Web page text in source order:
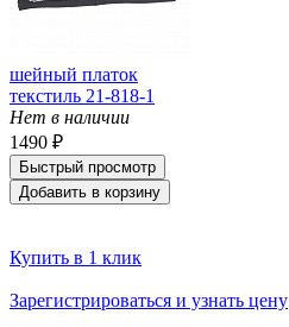
шейный платок
текстиль 21-818-1
Нет в наличии
1490 ₽
Быстрый просмотр
Добавить в корзину
Купить в 1 клик
Зарегистрироваться и узнать цену